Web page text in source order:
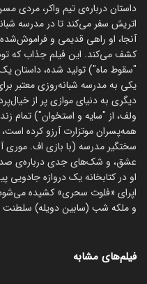
داستان درباره‌ی تیم واکر، مردی
اتریش سفر می‌کند تا در مدرسه
آنجا، او راهی قدیمی و
کشف می‌کند. این فیلم جذاب که
"سقوط ماه") تولید شده، داستان
یکی به مدرسه شبانه‌روزی معتبر
دیگری به دنیای موازی پر از
ولف، از "سایه و استخوان") تمام
همه‌پسران موتزارت آرزو کرده
سختگیر مدرسه (با بازی اف. موری
عشق، و شک‌های جدی درباره‌ی
او در کتابخانه یک دروازه جادویی
اپرای «فلوت سحری» کشیده
و ملکه شب (سابین دویله) سلطنت
فیلم‌های مشابه